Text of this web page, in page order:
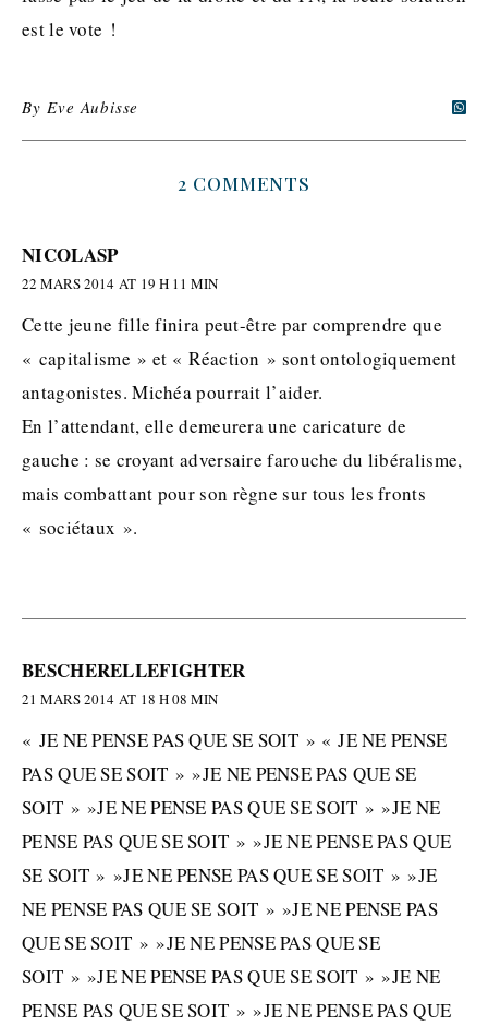
est le vote !
ByEve Aubisse
2 COMMENTS
NICOLASP
22 MARS 2014 AT 19 H 11 MIN
Cette jeune fille finira peut-être par comprendre que
« capitalisme » et « Réaction » sont ontologiquement
antagonistes. Michéa pourrait l’aider.
En l’attendant, elle demeurera une caricature de
gauche : se croyant adversaire farouche du libéralisme,
mais combattant pour son règne sur tous les fronts
« sociétaux ».
BESCHERELLEFIGHTER
21 MARS 2014 AT 18 H 08 MIN
« JE NE PENSE PAS QUE SE SOIT » « JE NE PENSE
PAS QUE SE SOIT » »JE NE PENSE PAS QUE SE
SOIT » »JE NE PENSE PAS QUE SE SOIT » »JE NE
PENSE PAS QUE SE SOIT » »JE NE PENSE PAS QUE
SE SOIT » »JE NE PENSE PAS QUE SE SOIT » »JE
NE PENSE PAS QUE SE SOIT » »JE NE PENSE PAS
QUE SE SOIT » »JE NE PENSE PAS QUE SE
SOIT » »JE NE PENSE PAS QUE SE SOIT » »JE NE
PENSE PAS QUE SE SOIT » »JE NE PENSE PAS QUE